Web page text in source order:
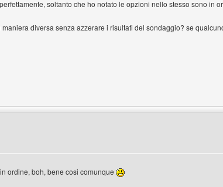
soltanto che ho notato le opzioni nello stesso sono in
diversa senza azzerare i risultati del sondaggio? se
ordine, boh, bene cosi comunque